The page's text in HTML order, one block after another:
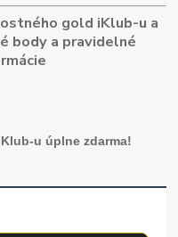
gold iKlub-u a
body a pravidelné
u úplne zdarma!